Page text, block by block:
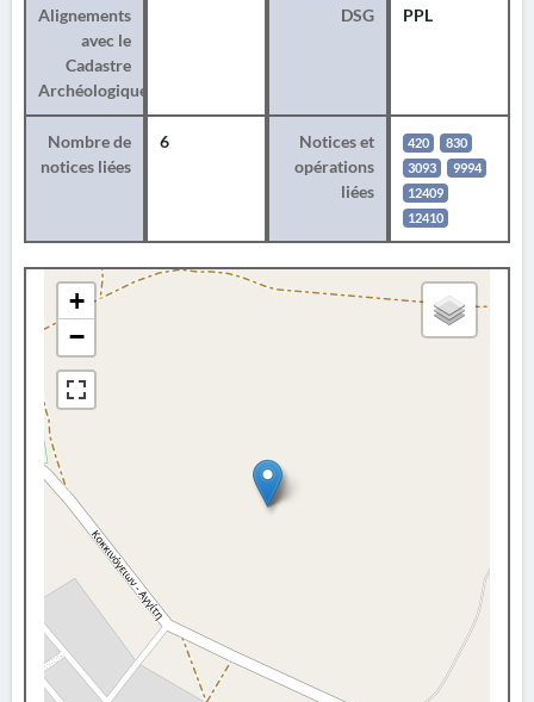
Alignements
avec le
Cadastre
Archéologique
DSG PPL
Nombre de
notices liées
6
Notices et
opérations
liées
420
830
3093
9994
12409
12410
+
−